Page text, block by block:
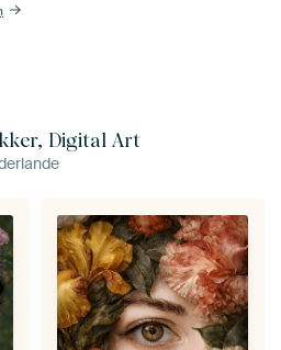
Digital Art